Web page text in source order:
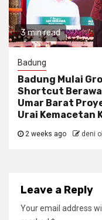
3 min read
Badung
Badung Mulai
Shortcut
Umar Barat
Urai Kemacetan
2 weeks ago deni
Leave a Reply
Your email address